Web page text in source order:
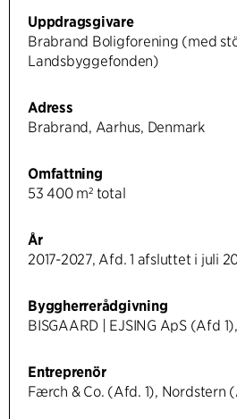
Uppdragsgivare
Brabrand Boligforening (med
Landsbyggefonden)
Adress
Brabrand, Aarhus, Denmark
Omfattning
53 400 m² total
År
2017-2027, Afd. 1 afsluttet i juli
Byggherrerådgivning
BISGAARD | EJSING ApS (Afd
Entreprenör
Færch & Co. (Afd. 1), Nordstern